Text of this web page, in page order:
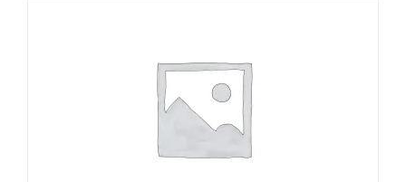
URZĄDZENIA WARSZTATOWE I TRANSPORTOWE
SPRZĘT CZYSZCZĄCY
SPRĘŻARKI I NARZĘDZIA PNEUMATYCZNE